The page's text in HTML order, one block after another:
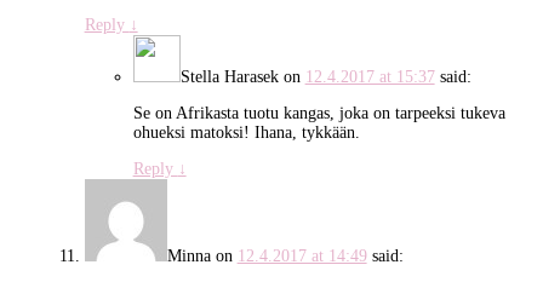
Reply ↓
Stella Harasekon 12.4.2017 at 15:37 said:
Se on Afrikasta tuotu kangas, joka on tarpeeksi tukeva
ohueksi matoksi! Ihana, tykkään.
Reply ↓
Minnaon 12.4.2017 at 14:49 said: